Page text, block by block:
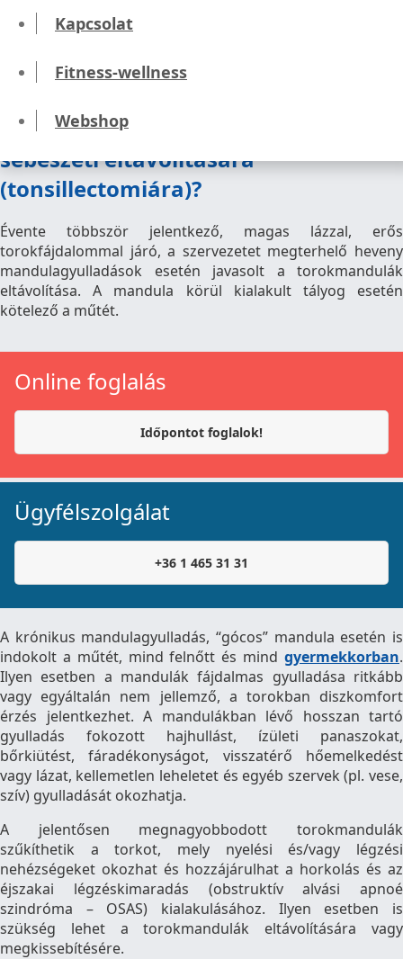
Kapcsolat
Fitness-wellness
Webshop
Torokmandula műtét
(Tonsillectomia)
Mikor van szükség a mandulák
sebészeti eltávolítására
(tonsillectomiára)?
Évente többször jelentkező, magas lázzal, erős
torokfájdalommal járó, a szervezetet megterhelő heveny
mandulagyulladások esetén javasolt a torokmandulák
eltávolítása. A mandula körül kialakult tályog esetén
kötelező a műtét.
Online foglalás
Időpontot foglalok!
Ügyfélszolgálat
+36 1 465 31 31
A krónikus mandulagyulladás, “gócos” mandula esetén is
indokolt a műtét, mind felnőtt és mind gyermekkorban.
Ilyen esetben a mandulák fájdalmas gyulladása ritkább
vagy egyáltalán nem jellemző, a torokban diszkomfort
érzés jelentkezhet. A mandulákban lévő hosszan tartó
gyulladás fokozott hajhullást, ízületi panaszokat,
bőrkiütést, fáradékonyságot, visszatérő hőemelkedést
vagy lázat, kellemetlen leheletet és egyéb szervek (pl. vese,
szív) gyulladását okozhatja.
A jelentősen megnagyobbodott torokmandulák
szűkíthetik a torkot, mely nyelési és/vagy légzési
nehézségeket okozhat és hozzájárulhat a horkolás és az
éjszakai légzéskimaradás (obstruktív alvási apnoé
szindróma – OSAS) kialakulásához. Ilyen esetben is
szükség lehet a torokmandulák eltávolítására vagy
megkissebítésére.